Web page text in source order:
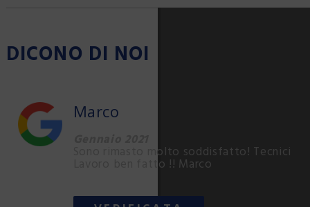
DICONO DI NOI
Marco
Sono rimasto molto soddisfatto! Tecnici
Lavoro ben fatto !! Marco